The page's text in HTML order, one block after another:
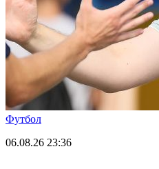
Футбол
06.08.26 23:36